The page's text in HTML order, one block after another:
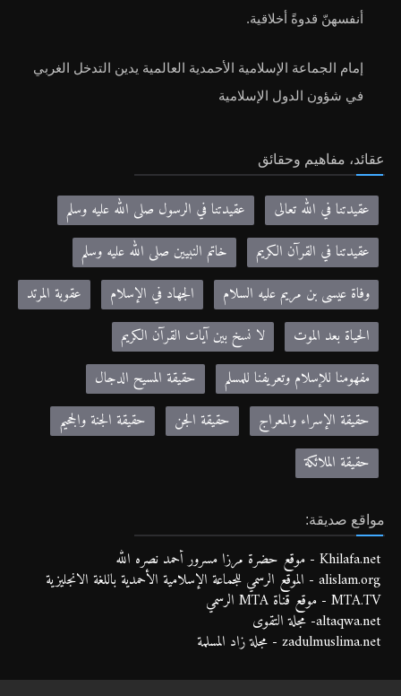
أنفسهنّ قدوةً أخلاقية.
إمام الجماعة الإسلامية الأحمدية العالمية يدين التدخل الغربي
في شؤون الدول الإسلامية
عقائد، مفاهيم وحقائق
عقيدتنا في الله تعالى
عقيدتنا في الرسول صلى الله عليه وسلم
عقيدتنا في القرآن الكريم
خاتم النبيين صلى الله عليه وسلم
وفاة عيسى بن مريم عليه السلام
الجهاد في الإسلام
عقوبة المرتد
الحياة بعد الموت
لا نسخ بين آيات القرآن الكريم
مفهومنا للإسلام وتعريفنا للمسلم
حقيقة المسيح الدجال
حقيقة الإسراء والمعراج
حقيقة الجن
حقيقة الجنة والجحيم
حقيقة الملائكة
مواقع صديقة:
Khilafa.net - موقع حضرة مرزا مسرور أحمد نصره الله
alislam.org - الموقع الرسمي للجماعة الإسلامية الأحمدية باللغة الانجليزية
MTA.TV - موقع قناة MTA الرسمي
altaqwa.net- مجلة التقوى
zadulmuslima.net - مجلة زاد المسلمة